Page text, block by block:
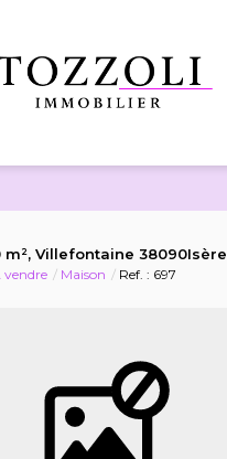
m², Villefontaine 38090Isère
vendre Maison Ref. : 697